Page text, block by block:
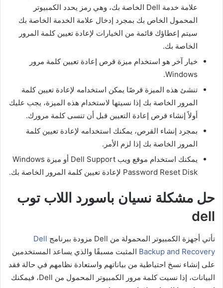
علامة خدمة Dell الخاصة بك، وهي رمز يحدد الكمبيوتر
المحمول الخاص بك بمجرد إدخال علامة الخدمة الخاصة بك
سيتم إعطاؤك قائمة من الخيارات لإعادة تعيين كلمة المرور
الخاصة بك.
خيار آخر هو استخدام ميزة قرص إعادة تعيين كلمة مرور
Windows.
تنشئ هذه الميزة قرصًا يمكن استخدامه لإعادة تعيين كلمة
المرور الخاصة بك إذا نسيتها لاستخدام هذه الميزة، يجب عليك
أولاً إنشاء قرص إعادة التعيين قبل أن تنسى كلمة مرورك.
بمجرد إنشاء القرص، يمكنك استخدامه لإعادة تعيين كلمة
المرور الخاصة بك إذا لزم الأمر.
يمكنك استخدام موقع ويب Dell Support أو ميزة Windows
Password Reset Disk لإعادة تعيين كلمة المرور الخاصة بك.
حل مشكلة نسيان باسورد اللاب توب
dell
تأتي أجهزة الكمبيوتر المحمولة من Dell مزودة ببرنامج
Dell
Backup and Recovery المثبت مسبقًا والذي يساعد المستخدمين
على إنشاء نسخ احتياطية من بياناتهم واستعادة نظامهم في حالة فقد
البيانات، إذا نسيت كلمة مرور الكمبيوتر المحمول من Dell، فيمكنك